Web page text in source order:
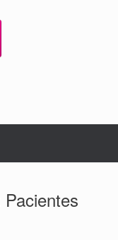
Pacientes